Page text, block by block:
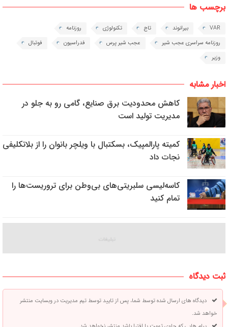
برچسب ها
VAR بیرانوند تاج تکنولوژی
روزنامه
روزنامه سراسری عجب شیر
عجب شیر پرس فدراسیون
فوتبال
وزیر
اخبار مشابه
کاهش محدودیت برق صنایع، گامی رو به جلو در
مدیریت تولید است
کمیته پارالمپیک، بسکتبال با ویلچر بانوان را از بلاتکلیفی
نجات داد
کاسه‌لیسی سلبریتی‌‌های بی‌وطن برای تروریست‌ها را
تمام کنید
ثبت دیدگاه
دیدگاه های ارسال شده توسط شما، پس از تایید توسط تیم مدیریت در وبسایت منتشر
خواهد شد.